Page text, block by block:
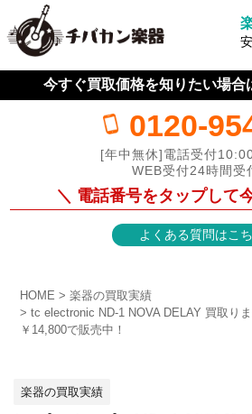
今すぐ買取価格を知りたい場合
0120-
[年中無休]電話受付
WEB受付24時間受
＼ 電話番号をタップして
よくある質問はこ
HOME
楽器の買取実績
tc electronic ND-1 NOVA DELAY 買取り
￥14,800で販売中！
楽器の買取実績